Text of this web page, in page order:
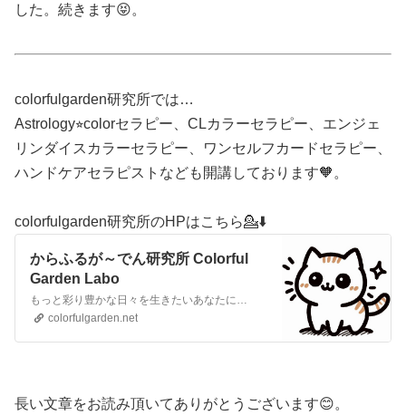
した。続きます😝。
colorfulgarden研究所では…
Astrology⭐︎colorセラピー、CLカラーセラピー、エンジェ
リンダイスカラーセラピー、ワンセルフカードセラピー、
ハンドケアセラピストなども開講しております🧡。
colorfulgarden研究所のHPはこちら💁⬇️
からふるが～でん研究所 Colorful
Garden Labo
もっと彩り豊かな日々を生きたいあなたに…
colorfulgarden.net
長い文章をお読み頂いてありがとうございます😊。